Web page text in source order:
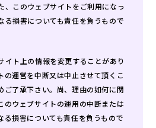
、このウェブサイトをご利用になっ
る損害についても責任を負うもので
イト上の情報を変更することがあり
の運営を中断又は中止させて頂くこ
ご了承下さい。尚、理由の如何に関
のウェブサイトの運用の中断または
る損害についても責任を負うもので